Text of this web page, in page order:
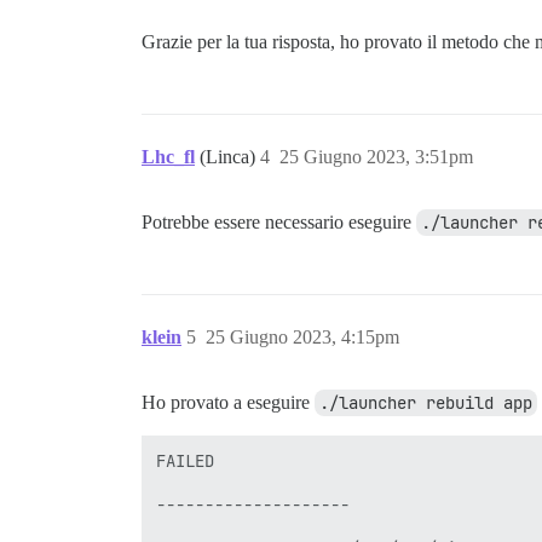
Grazie per la tua risposta, ho provato il metodo
Lhc_fl (Linca) 25 Giugno 2023, 3:51pm
4
Potrebbe essere necessario eseguire ./launcher
klein 25 Giugno 2023, 4:15pm
5
Ho provato a eseguire ./launcher rebuild app
FAILED
--------------------